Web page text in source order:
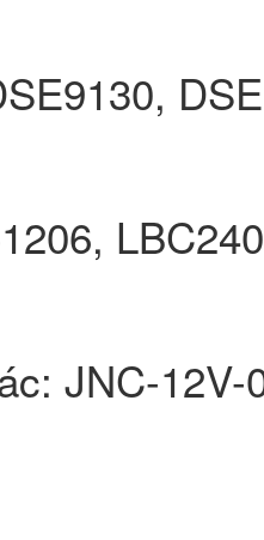
JNC-